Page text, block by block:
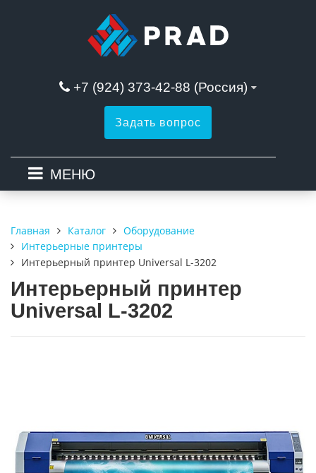
+7 (924) 373-42-88 (Россия)
Задать вопрос
МЕНЮ
Главная Каталог
Оборудование
Интерьерные принтеры
Интерьерный принтер Universal L-3202
Интерьерный принтер
Universal L-3202